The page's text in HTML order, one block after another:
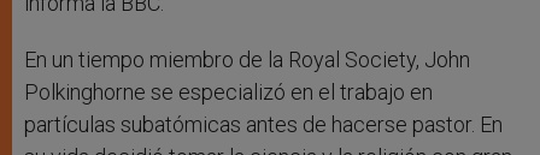
En un tiempo miembro de la Royal Society, John
Polkinghorne se especializó en el trabajo en
partículas subatómicas antes de hacerse pastor. En